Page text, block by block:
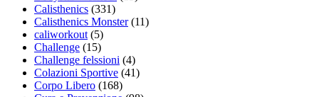
Calisthenics (331)
Calisthenics Monster(11)
caliworkout (5)
Challenge (15)
Challenge felssioni (4)
Colazioni Sportive (41)
Corpo Libero (168)